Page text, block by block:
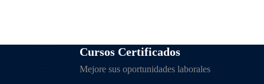
Cursos Certificados
Mejore sus oportunidades laborales